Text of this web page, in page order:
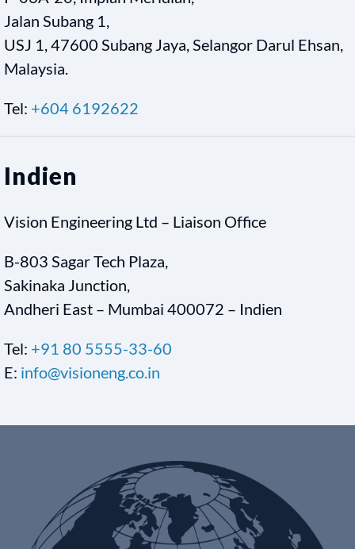
Jalan Subang 1,
USJ 1, 47600 Subang Jaya, Selangor Darul Ehsan,
Malaysia.
Tel: +604 6192622
Indien
Vision Engineering Ltd – Liaison Office
B-803 Sagar Tech Plaza,
Sakinaka Junction,
Andheri East – Mumbai 400072 – Indien
Tel: +91 80 5555-33-60
E: info@visioneng.co.in